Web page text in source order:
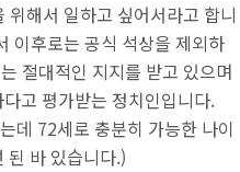
해서 일하고 싶어서라고 합니
이후로는 공식 석상을 제외하
절대적인 지지를 받고 있으며
고 평가받는 정치인입니다.
데 72세로 충분히 가능한 나이
된 바 있습니다.)